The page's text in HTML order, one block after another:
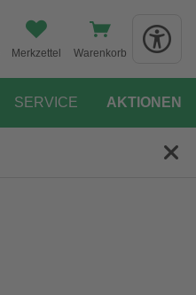
Merkzettel Warenkorb
SERVICE AKTIONEN